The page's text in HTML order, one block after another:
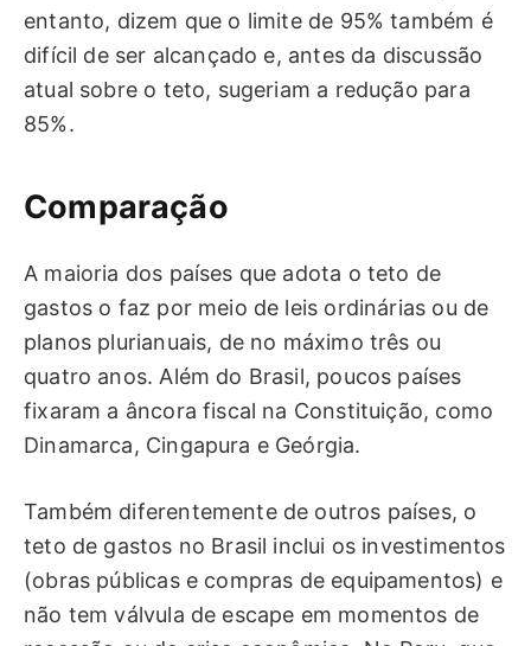
entanto, dizem que o limite de 95% também é
difícil de ser alcançado e, antes da discussão
atual sobre o teto, sugeriam a redução para
85%.
Comparação
A maioria dos países que adota o teto de
gastos o faz por meio de leis ordinárias ou de
planos plurianuais, de no máximo três ou
quatro anos. Além do Brasil, poucos países
fixaram a âncora fiscal na Constituição, como
Dinamarca, Cingapura e Geórgia.
Também diferentemente de outros países, o
teto de gastos no Brasil inclui os investimentos
(obras públicas e compras de equipamentos) e
não tem válvula de escape em momentos de